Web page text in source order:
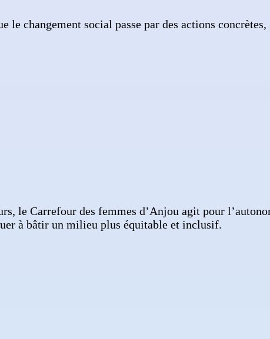
le changement social passe par des actions
le Carrefour des femmes d’Anjou agit pour
à bâtir un milieu plus équitable et inclusif.